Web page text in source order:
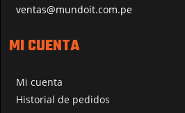
ventas@mundoit.com.pe
MI CUENTA
Mi cuenta
Historial de pedidos